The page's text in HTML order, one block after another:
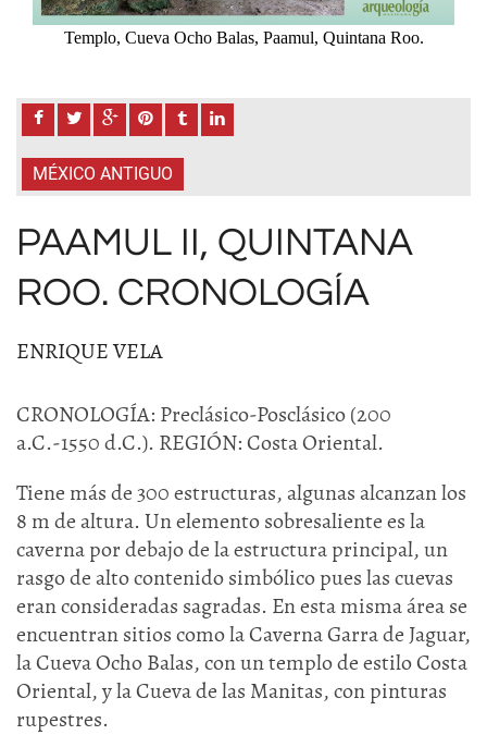
Templo, Cueva Ocho Balas, Paamul, Quintana Roo.
MÉXICO ANTIGUO
PAAMUL II, QUINTANA
ROO. CRONOLOGÍA
ENRIQUE VELA
CRONOLOGÍA: Preclásico-Posclásico (200
a.C.-1550 d.C.). REGIÓN: Costa Oriental.
Tiene más de 300 estructuras, algunas alcanzan los
8 m de altura. Un elemento sobresaliente es la
caverna por debajo de la estructura principal, un
rasgo de alto contenido simbólico pues las cuevas
eran consideradas sagradas. En esta misma área se
encuentran sitios como la Caverna Garra de Jaguar,
la Cueva Ocho Balas, con un templo de estilo Costa
Oriental, y la Cueva de las Manitas, con pinturas
rupestres.